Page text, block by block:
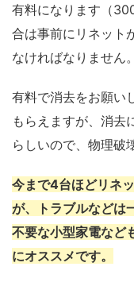
有料になります（
合は事前にリネット
なければなりません。
有料で消去をお願い
もらえますが、消
らしいので、物理破
今まで4台ほどリネ
が、トラブルなどは
不要な小型家電など
にオススメです。